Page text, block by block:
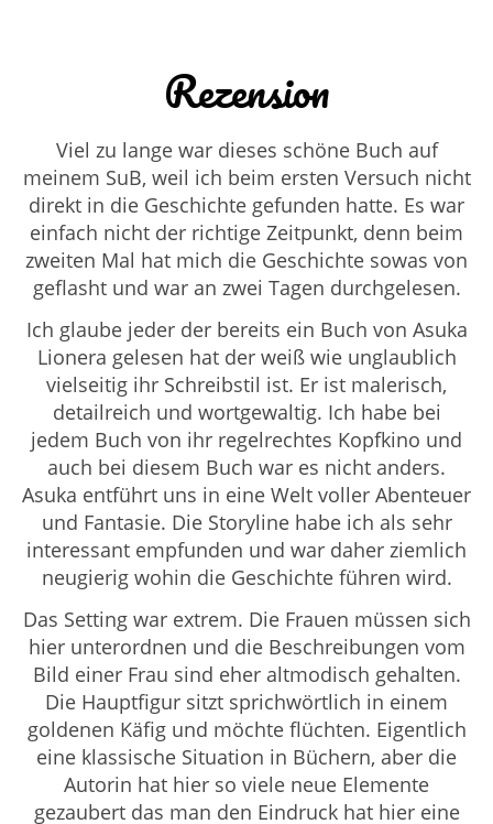
Rezension
Viel zu lange war dieses schöne Buch auf
meinem SuB, weil ich beim ersten Versuch nicht
direkt in die Geschichte gefunden hatte. Es war
einfach nicht der richtige Zeitpunkt, denn beim
zweiten Mal hat mich die Geschichte sowas von
geflasht und war an zwei Tagen durchgelesen.
Ich glaube jeder der bereits ein Buch von Asuka
Lionera gelesen hat der weiß wie unglaublich
vielseitig ihr Schreibstil ist. Er ist malerisch,
detailreich und wortgewaltig. Ich habe bei
jedem Buch von ihr regelrechtes Kopfkino und
auch bei diesem Buch war es nicht anders.
Asuka entführt uns in eine Welt voller Abenteuer
und Fantasie. Die Storyline habe ich als sehr
interessant empfunden und war daher ziemlich
neugierig wohin die Geschichte führen wird.
Das Setting war extrem. Die Frauen müssen sich
hier unterordnen und die Beschreibungen vom
Bild einer Frau sind eher altmodisch gehalten.
Die Hauptfigur sitzt sprichwörtlich in einem
goldenen Käfig und möchte flüchten. Eigentlich
eine klassische Situation in Büchern, aber die
Autorin hat hier so viele neue Elemente
gezaubert das man den Eindruck hat hier eine